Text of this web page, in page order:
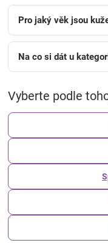
Pro jaký věk jsou
Na co si dát u
Vyberte podle